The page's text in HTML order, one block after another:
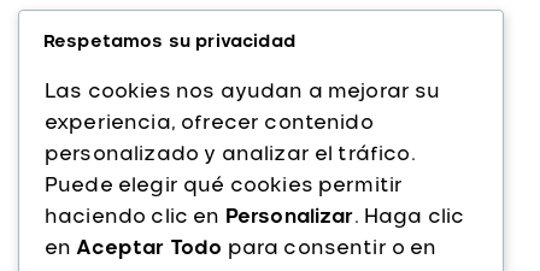
Alfaparf Milano es una marca italiana líder
de 40 años de experiencia, ofrecemos
productos de alta calidad que combinan
Respetamos su privacidad
Las cookies nos ayudan a mejorar su
experiencia, ofrecer contenido
personalizado y analizar el tráfico.
Puede elegir qué cookies permitir
haciendo clic en Personalizar. Haga clic
en Aceptar Todo para consentir o en